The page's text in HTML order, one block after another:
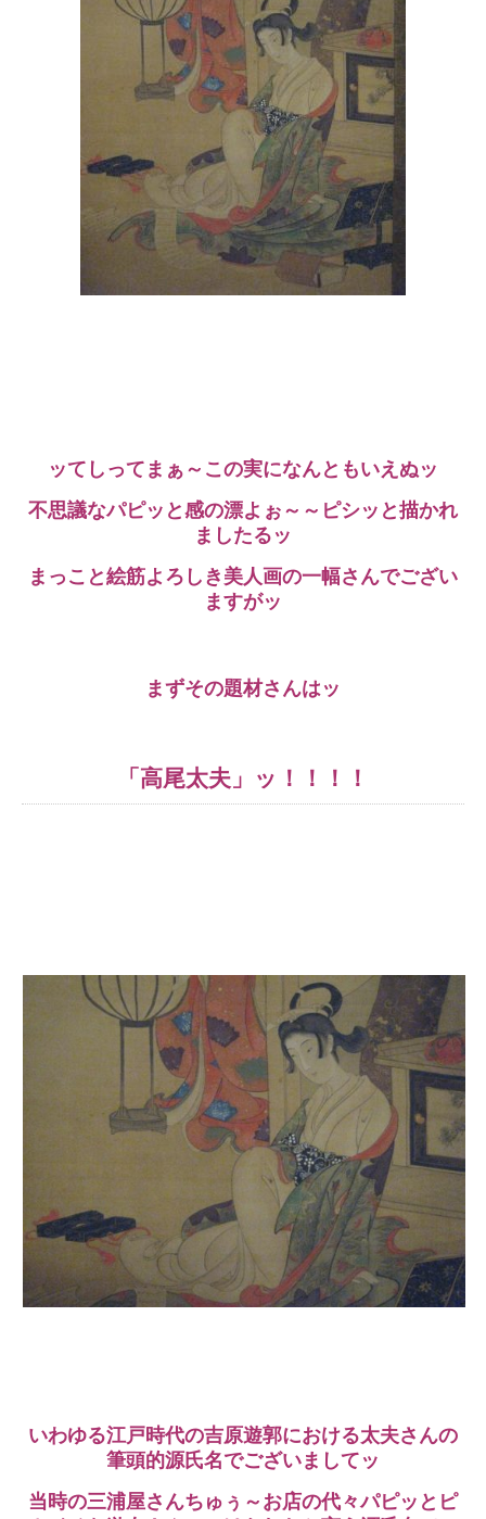
ッてしってまぁ～この実になんともいえぬッ
不思議なパピッと感の漂よぉ～～ピシッと描かれ
ましたるッ
まっこと絵筋よろしき美人画の一幅さんでござい
ますがッ
まずその題材さんはッ
「高尾太夫」ッ！！！！
いわゆる江戸時代の吉原遊郭における太夫さんの
筆頭的源氏名でございましてッ
当時の三浦屋さんちゅぅ～お店の代々パピッとピ